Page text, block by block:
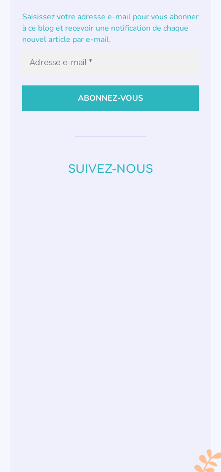
Saisissez votre adresse e-mail pour vous abonner
à ce blog et recevoir une notification de chaque
nouvel article par e-mail.
SUIVEZ-NOUS